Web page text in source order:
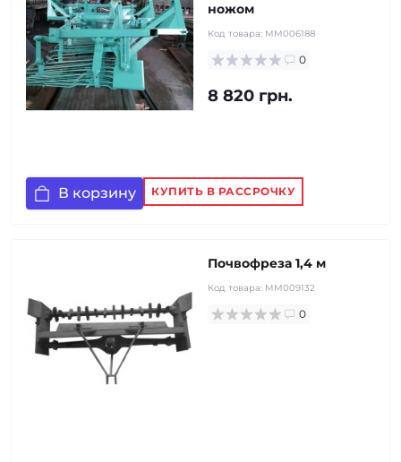
ножом
Код товара: MM006188
0
8 820 грн.
В корзину КУПИТЬ В РАССРОЧКУ
Почвофреза 1,4 м
Код товара: MM009132
0